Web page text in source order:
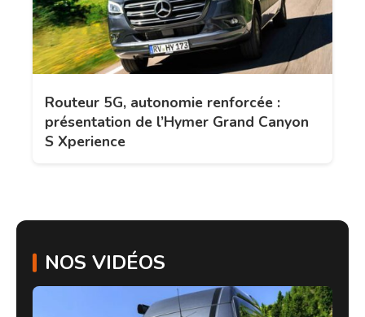
Routeur 5G, autonomie renforcée :
présentation de l’Hymer Grand Canyon
S Xperience
NOS VIDÉOS